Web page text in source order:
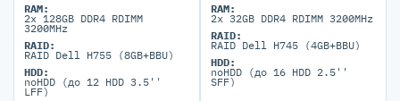
RAM:
2x 128GB DDR4 RDIMM
3200MHz
RAID:
RAID Dell H755 (8GB+BBU)
HDD:
noHDD (до 12 HDD 3.5''
LFF)
RAM:
2x 32GB DDR4 RDIMM 3200MHz
RAID:
RAID Dell H745 (4GB+BBU)
HDD:
noHDD (до 16 HDD 2.5''
SFF)